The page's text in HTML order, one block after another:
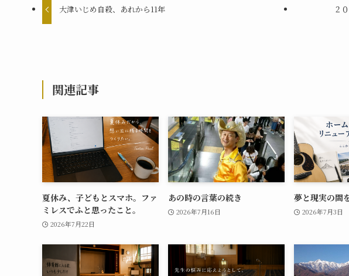
大津いじめ自殺、あれから11年 ２
関連記事
夏休み、子どもとスマホ。ファ
ミレスでふと思ったこと。
2026年7月22日
あの時の言葉の続き
2026年7月16日
夢と現実の間を
2026年7月3日